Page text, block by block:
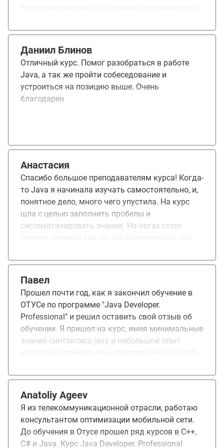
Узнал актуальные тенденции разработки.
Попрактиковался. Успешное окончание курса
позволит мне претендовать на более высокую
зп на моей текущей работе, это, однозначно,
будет учтено при принятии решения.
курсов по Java на рынке, этот курс оказался
Даниил Блинов
Отличный курс. Помог разобраться в работе
Java, а так же пройти собеседование и
устроиться на позицию выше. Очень
благодарен
Анастасия
Спасибо большое преподавателям курса! Когда-
то Java я начинала изучать самостоятельно, и,
понятное дело, много чего упустила. На курс
шла с целью заполнить пробелы и
систематизировать знания. На ногах стою
Павел
Прошел почти год, как я закончил обучение в
ОТУСе по программе "Java Developer.
Professional" и решил оставить свой отзыв об
обучении. Я пришел на курс, имея минимальные
знания синтаксиса java и небольшой опыт
сложным, так как всё было для меня
совершенно новым и уроки будто проводились
на другом языке. По мере обучения я
многократно пересматривал записи вебинаров
и стал глубже вникать в изучаемый предмет.
Благодаря грамотным преподавателям
Anatoliy Ageev
Я из телекоммуникационной отрасли, работаю
консультантом оптимизации мобильной сети.
До обучения в Отусе прошел ряд курсов в С++,
С# и Java. Курс Java Developer. Professional